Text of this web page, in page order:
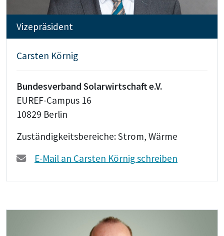
Vizepräsident
Carsten Körnig
Bundesverband Solarwirtschaft e.V.
EUREF-Campus 16
10829 Berlin
Zuständigkeitsbereiche: Strom, Wärme
E-Mail an Carsten Körnig schreiben